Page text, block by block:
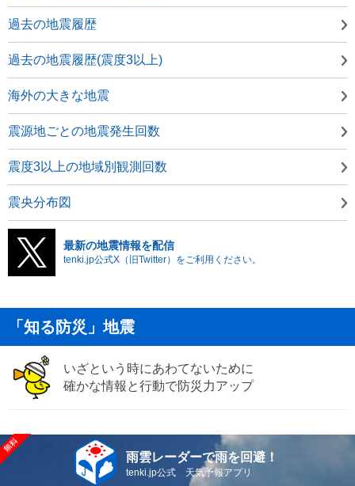
過去の地震履歴
過去の地震履歴(震度3以上)
海外の大きな地震
震源地ごとの地震発生回数
震度3以上の地域別観測回数
震央分布図
最新の地震情報を配信
tenki.jp公式X（旧Twitter）をご利用ください。
「知る防災」地震
いざという時にあわてないために
確かな情報と行動で防災力アップ
雨雲レーダーで雨を回避！
tenki.jp公式 天気予報アプリ